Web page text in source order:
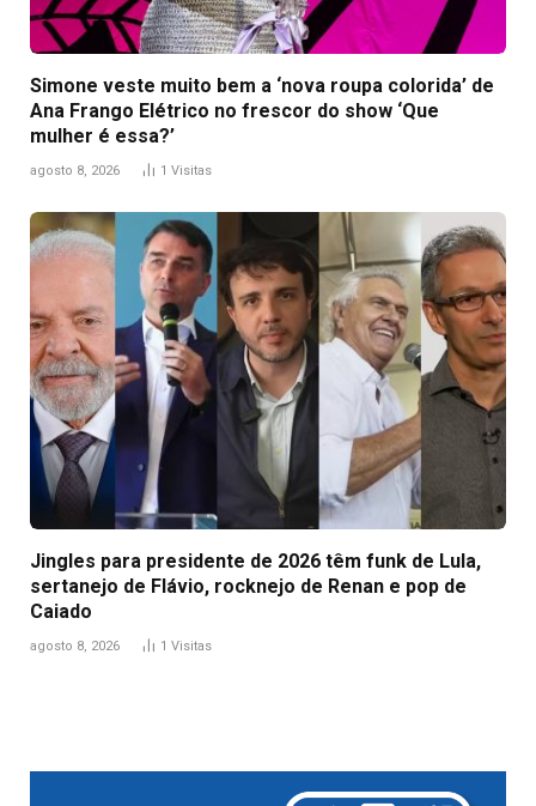
Simone veste muito bem a ‘nova roupa colorida’ de
Ana Frango Elétrico no frescor do show ‘Que
mulher é essa?’
agosto 8, 2026 1 Visitas
Jingles para presidente de 2026 têm funk de Lula,
sertanejo de Flávio, rocknejo de Renan e pop de
Caiado
agosto 8, 2026 1 Visitas